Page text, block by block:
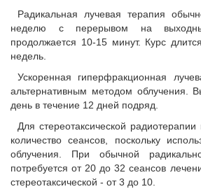
Радикальная лучевая терапия
неделю с перерывом на
продолжается 10-15 минут. Курс
недель.
Ускоренная гиперфракционная
альтернативным методом облучения.
день в течение 12 дней подряд.
Для стереотаксической
количество сеансов, поскольку
облучения. При обычной
потребуется от 20 до 32 сеансов
стереотаксической - от 3 до 10.